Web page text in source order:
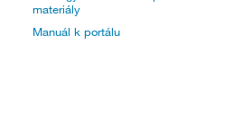
materiály
Manuál k portálu